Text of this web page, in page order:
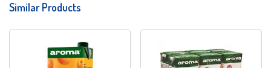
Similar Products